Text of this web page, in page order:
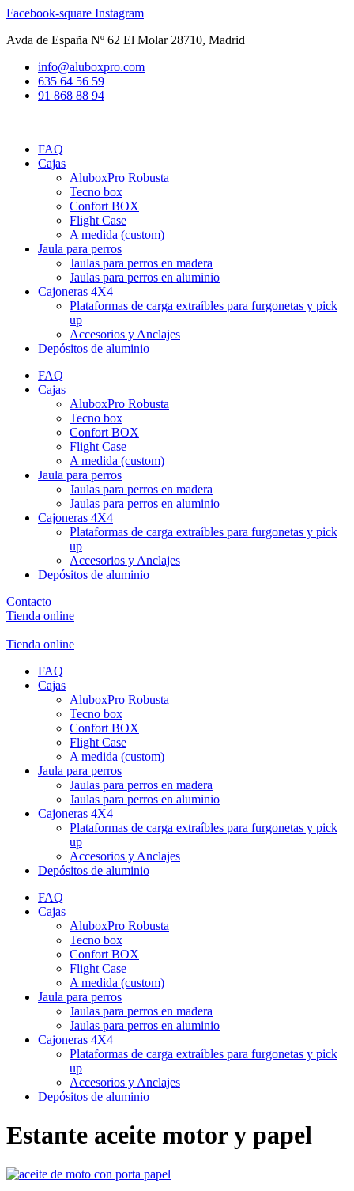
Ir
contenido
Facebook-square Instagram
Avda de España Nº 62 El Molar 28710, Madrid
info@aluboxpro.com
635 64 56 59
91 868 88 94
FAQ
Cajas
AluboxPro Robusta
Tecno box
Confort BOX
Flight Case
A medida (custom)
Jaula para perros
Jaulas para perros en madera
Jaulas para perros en aluminio
Cajoneras 4X4
Plataformas de carga extraíbles para furgonetas y pick
up
Accesorios y Anclajes
Depósitos de aluminio
FAQ
Cajas
AluboxPro Robusta
Tecno box
Confort BOX
Flight Case
A medida (custom)
Jaula para perros
Jaulas para perros en madera
Jaulas para perros en aluminio
Cajoneras 4X4
Plataformas de carga extraíbles para furgonetas y pick
up
Accesorios y Anclajes
Depósitos de aluminio
Contacto
Tienda online
Tienda online
FAQ
Cajas
AluboxPro Robusta
Tecno box
Confort BOX
Flight Case
A medida (custom)
Jaula para perros
Jaulas para perros en madera
Jaulas para perros en aluminio
Cajoneras 4X4
Plataformas de carga extraíbles para furgonetas y pick
up
Accesorios y Anclajes
Depósitos de aluminio
FAQ
Cajas
AluboxPro Robusta
Tecno box
Confort BOX
Flight Case
A medida (custom)
Jaula para perros
Jaulas para perros en madera
Jaulas para perros en aluminio
Cajoneras 4X4
Plataformas de carga extraíbles para furgonetas y pick
up
Accesorios y Anclajes
Depósitos de aluminio
Estante aceite motor y papel